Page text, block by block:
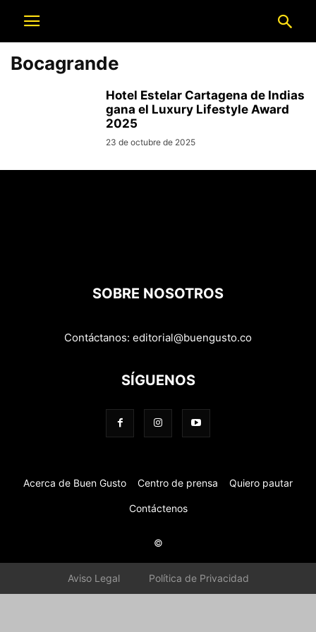
Bocagrande
Hotel Estelar Cartagena de Indias
gana el Luxury Lifestyle Award
2025
23 de octubre de 2025
SOBRE NOSOTROS
Contáctanos: editorial@buengusto.co
SÍGUENOS
Acerca de Buen Gusto Centro de prensa Quiero pautar
Contáctenos
©
Aviso Legal Política de Privacidad